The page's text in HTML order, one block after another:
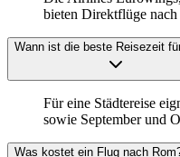
bieten Direktflüge nach
Wann ist die beste Reisezeit
Für eine Städtereise
sowie September und
Was kostet ein Flug nach